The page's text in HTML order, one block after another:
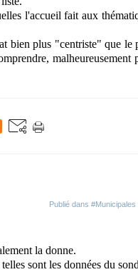
l'accueil fait aux
bien plus "centriste" que le
malheureusement
Publié dans #Municipales
la donne.
sont les données du